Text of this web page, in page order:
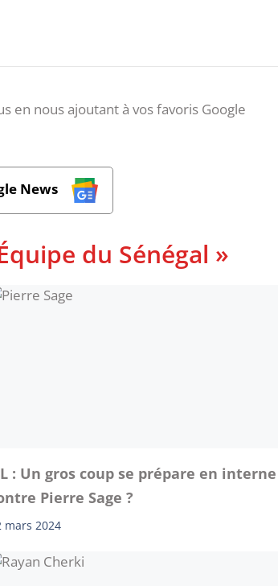
en nous ajoutant à vos favoris Google
News
du Sénégal »
: Un gros coup se prépare en interne
Pierre Sage ?
mars 2024